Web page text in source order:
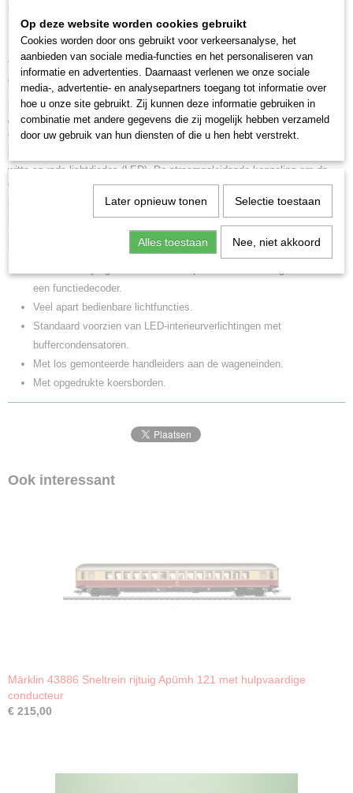
Stuurstand rijtuig type BDnrzf 784.1, tweede klas, van de Deutsche
Bundesbahn. Type ‘Zilverling’ met Karlsruhe front en bagageafdeling.
Traject: Köln-Gummersbach. Kleur heloranje/kiezelgrijs. Zoals in gebruik
vanaf 1986.
Model:Met ingebouwde functiedecoder om de lichtwisseling van drie
witte frontseinen naar twee rode sluitlichten digitaal te bedienen.
Verlichting in de machinistencabine, het reizigerscompartiment en de
witte en rode lichtdiodes (LED). De stroomgeleidende koppeling om de
verlichting in de rijtuigstam in- en uit te schakelen is eveneens digitaal
apart te bedienen. Kleinst berijdbare radius 360 mm. Lengte over de
een functiedecoder.
Veel apart bedienbare lichtfuncties.
Standaard voorzien van LED-interieurverlichtingen met
buffercondensatoren.
Met los gemonteerde handleiders aan de wageneinden.
Met opgedrukte koersborden.
Ook interessant
Märklin 43886 Sneltrein rijtuig Apümh 121 met hulpvaardige
conducteur
€ 215,00
Op deze website worden cookies gebruikt
Cookies worden door ons gebruikt voor verkeersanalyse, het
aanbieden van sociale media-functies en het personaliseren van
informatie en advertenties. Daarnaast verlenen we onze sociale
media-, advertentie- en analysepartners toegang tot informatie over
hoe u onze site gebruikt. Zij kunnen deze informatie gebruiken in
combinatie met andere gegevens die zij mogelijk hebben verzameld
door uw gebruik van hun diensten of die u hen hebt verstrekt.
Later opnieuw tonen Selectie toestaan
Alles toestaan Nee, niet akkoord